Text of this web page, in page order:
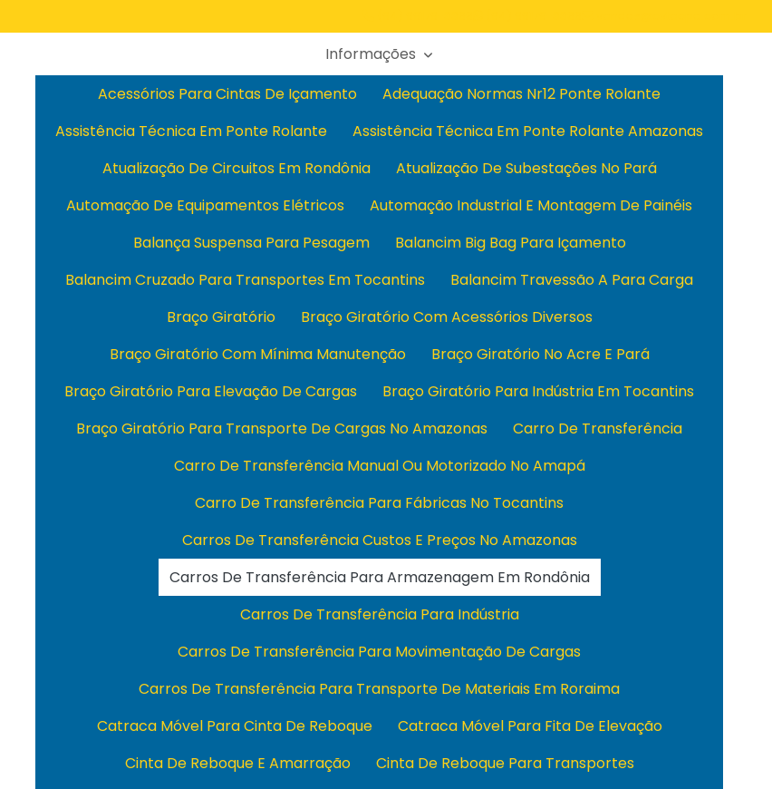
Informações
Acessórios Para Cintas De Içamento
Adequação Normas Nr12 Ponte Rolante
Assistência Técnica Em Ponte Rolante
Assistência Técnica Em Ponte Rolante Amazonas
Atualização De Circuitos Em Rondônia
Atualização De Subestações No Pará
Automação De Equipamentos Elétricos
Automação Industrial E Montagem De Painéis
Balança Suspensa Para Pesagem
Balancim Big Bag Para Içamento
Balancim Cruzado Para Transportes Em Tocantins
Balancim Travessão A Para Carga
Braço Giratório
Braço Giratório Com Acessórios Diversos
Braço Giratório Com Mínima Manutenção
Braço Giratório No Acre E Pará
Braço Giratório Para Elevação De Cargas
Braço Giratório Para Indústria Em Tocantins
Braço Giratório Para Transporte De Cargas No Amazonas
Carro De Transferência
Carro De Transferência Manual Ou Motorizado No Amapá
Carro De Transferência Para Fábricas No Tocantins
Carros De Transferência Custos E Preços No Amazonas
Carros De Transferência Para Armazenagem Em Rondônia
Carros De Transferência Para Indústria
Carros De Transferência Para Movimentação De Cargas
Carros De Transferência Para Transporte De Materiais Em Roraima
Catraca Móvel Para Cinta De Reboque
Catraca Móvel Para Fita De Elevação
Cinta De Reboque E Amarração
Cinta De Reboque Para Transportes